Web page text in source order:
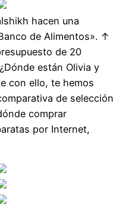
hacen una
de Alimentos». ↑
de 20
están Olivia y
con ello, te hemos
de selección
comprar
por Internet,